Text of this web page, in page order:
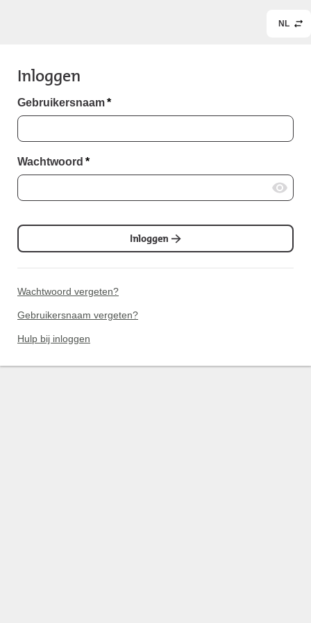
NL
Inloggen
Gebruikersnaam*
Wachtwoord *
Inloggen
Wachtwoord vergeten?
Gebruikersnaam vergeten?
Hulp bij inloggen